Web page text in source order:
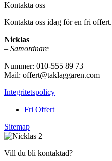
Kontakta oss
Kontakta oss idag för en fri offert.
Nicklas
– Samordnare
Nummer: 010-555 89 73
Mail: offert@taklaggaren.com
Integritetspolicy
Fri Offert
Sitemap
Vill du bli kontaktad?